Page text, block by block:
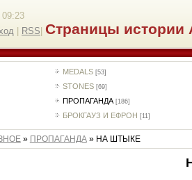
RSS Страницы истории
MEDALS [53]
STONES [69]
ПРОПАГАНДА [186]
БРОКГАУЗ И ЕФРОН [11]
» ПРОПАГАНДА» НА ШТЫКЕ